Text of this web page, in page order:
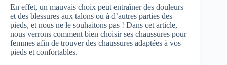
En effet, un mauvais choix peut entraîner des douleurs
et des blessures aux talons ou à d’autres parties des
pieds, et nous ne le souhaitons pas ! Dans cet article,
nous verrons comment bien choisir ses chaussures pour
femmes afin de trouver des chaussures adaptées à vos
pieds et confortables.